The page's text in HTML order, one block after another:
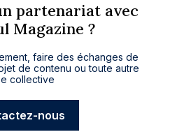
partenariat avec
Magazine ?
faire des échanges de
de contenu ou toute autre
collective
nous